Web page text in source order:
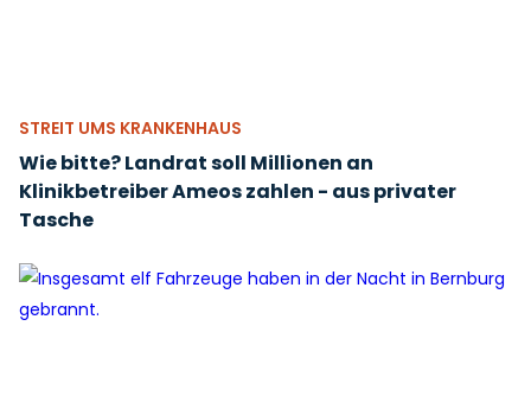
STREIT UMS KRANKENHAUS
Wie bitte? Landrat soll Millionen an
Klinikbetreiber Ameos zahlen - aus privater
Tasche